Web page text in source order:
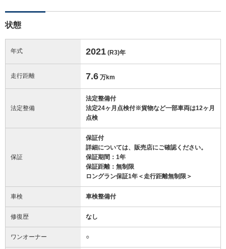
状態
年式 2021 (R3)年
走行距離 7.6 万km
法定整備
法定整備付
法定24ヶ月点検付※貨物など一部車両は12ヶ月
点検
保証
保証付
詳細については、販売店にご確認ください。
保証期間：1年
保証距離：無制限
ロングラン保証1年＜走行距離無制限＞
車検 車検整備付
修復歴 なし
ワンオーナー ○